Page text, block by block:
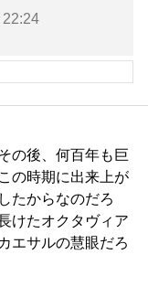
の後、何百年も巨
の時期に出来上が
たからなのだろ
けたオクタヴィア
エサルの慧眼だろ